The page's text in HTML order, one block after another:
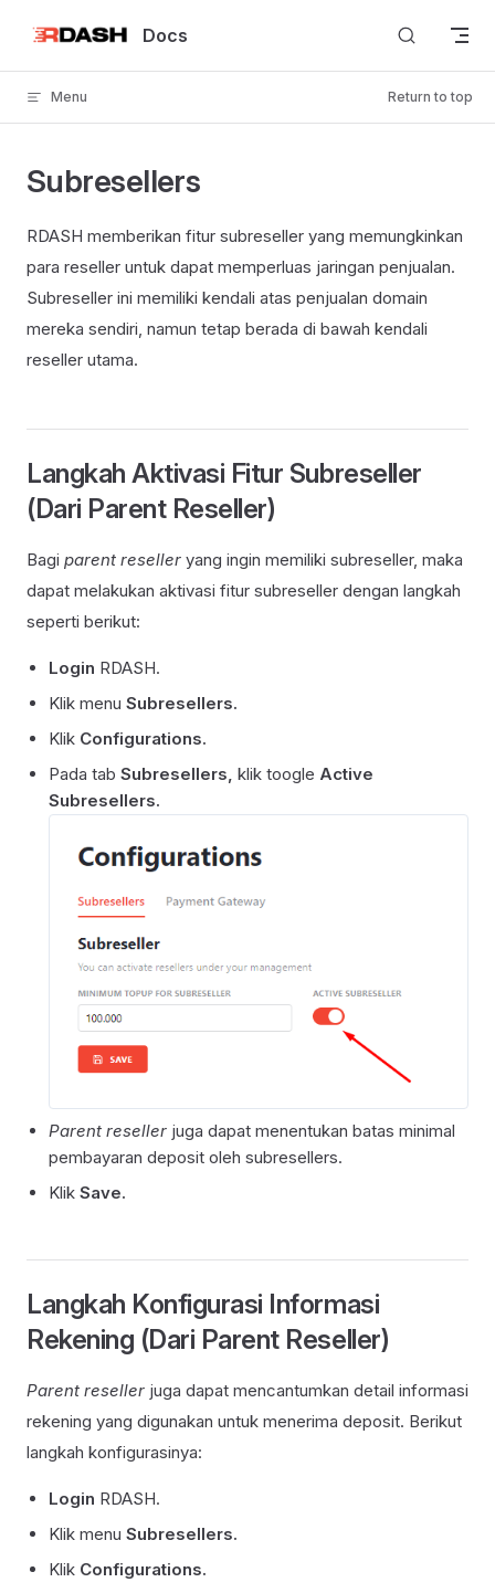
Skip to content Docs
Menu Return to top
Subresellers
RDASH memberikan fitur subreseller yang memungkinkan
para reseller untuk dapat memperluas jaringan penjualan.
Subreseller ini memiliki kendali atas penjualan domain
mereka sendiri, namun tetap berada di bawah kendali
reseller utama.
Langkah Aktivasi Fitur Subreseller
(Dari Parent Reseller)
Bagi parent reseller yang ingin memiliki subreseller, maka
dapat melakukan aktivasi fitur subreseller dengan langkah
seperti berikut:
Login RDASH.
Klik menu Subresellers.
Klik Configurations.
Pada tab Subresellers, klik toogle Active
Subresellers.
Parent reseller juga dapat menentukan batas minimal
pembayaran deposit oleh subresellers.
Klik Save.
Langkah Konfigurasi Informasi
Rekening (Dari Parent Reseller)
Parent reseller juga dapat mencantumkan detail informasi
rekening yang digunakan untuk menerima deposit. Berikut
langkah konfigurasinya:
Login RDASH.
Klik menu Subresellers.
Klik Configurations.